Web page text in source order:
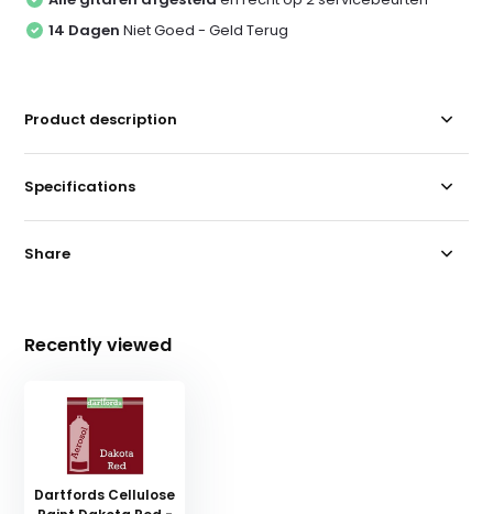
14 Dagen Niet Goed - Geld Terug
Product description
Specifications
Share
Recently viewed
Dartfords Cellulose